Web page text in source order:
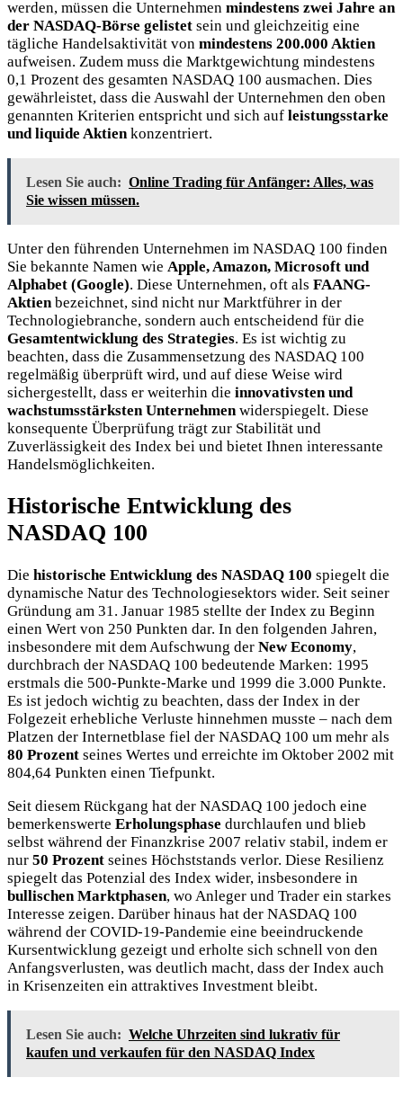
werden, müssen die Unternehmen mindestens zwei Jahre an
der NASDAQ-Börse gelistet sein und gleichzeitig eine
tägliche Handelsaktivität von mindestens 200.000 Aktien
aufweisen. Zudem muss die Marktgewichtung mindestens
0,1 Prozent des gesamten NASDAQ 100 ausmachen. Dies
gewährleistet, dass die Auswahl der Unternehmen den oben
genannten Kriterien entspricht und sich auf leistungsstarke
und liquide Aktien konzentriert.
Lesen Sie auch: Online Trading für Anfänger: Alles, was
Sie wissen müssen.
Unter den führenden Unternehmen im NASDAQ 100 finden
Sie bekannte Namen wie Apple, Amazon, Microsoft und
Alphabet (Google). Diese Unternehmen, oft als FAANG-
Aktien bezeichnet, sind nicht nur Marktführer in der
Technologiebranche, sondern auch entscheidend für die
Gesamtentwicklung des Strategies. Es ist wichtig zu
beachten, dass die Zusammensetzung des NASDAQ 100
regelmäßig überprüft wird, und auf diese Weise wird
sichergestellt, dass er weiterhin die innovativsten und
wachstumsstärksten Unternehmen widerspiegelt. Diese
konsequente Überprüfung trägt zur Stabilität und
Zuverlässigkeit des Index bei und bietet Ihnen interessante
Handelsmöglichkeiten.
Historische Entwicklung des
NASDAQ 100
Die historische Entwicklung des NASDAQ 100 spiegelt die
dynamische Natur des Technologiesektors wider. Seit seiner
Gründung am 31. Januar 1985 stellte der Index zu Beginn
einen Wert von 250 Punkten dar. In den folgenden Jahren,
insbesondere mit dem Aufschwung der New Economy,
durchbrach der NASDAQ 100 bedeutende Marken: 1995
erstmals die 500-Punkte-Marke und 1999 die 3.000 Punkte.
Es ist jedoch wichtig zu beachten, dass der Index in der
Folgezeit erhebliche Verluste hinnehmen musste – nach dem
Platzen der Internetblase fiel der NASDAQ 100 um mehr als
80 Prozent seines Wertes und erreichte im Oktober 2002 mit
804,64 Punkten einen Tiefpunkt.
Seit diesem Rückgang hat der NASDAQ 100 jedoch eine
bemerkenswerte Erholungsphase durchlaufen und blieb
selbst während der Finanzkrise 2007 relativ stabil, indem er
nur 50 Prozent seines Höchststands verlor. Diese Resilienz
spiegelt das Potenzial des Index wider, insbesondere in
bullischen Marktphasen, wo Anleger und Trader ein starkes
Interesse zeigen. Darüber hinaus hat der NASDAQ 100
während der COVID-19-Pandemie eine beeindruckende
Kursentwicklung gezeigt und erholte sich schnell von den
Anfangsverlusten, was deutlich macht, dass der Index auch
in Krisenzeiten ein attraktives Investment bleibt.
Lesen Sie auch: Welche Uhrzeiten sind lukrativ für
kaufen und verkaufen für den NASDAQ Index